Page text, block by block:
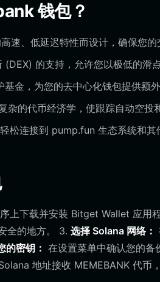
钱包？
速、低延迟特性而设计，确保您的
(DEX) 的支持，允许您以极低的滑
金，为您的去中心化钱包提供额外
杂的代币经济学，使跟踪自动空投
松连接到 pump.fun 生态系统和其
上下载并安装 Bitget Wallet 应用
全的地方。 3. 选择 Solana 网络：
的密钥： 在设置菜单中确认您的备
地址接收 MEMEBANK 代币